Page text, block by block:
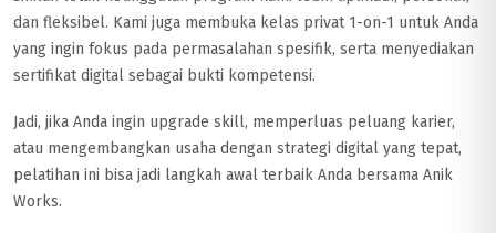
dan fleksibel. Kami juga membuka kelas privat 1-on-1 untuk Anda
yang ingin fokus pada permasalahan spesifik, serta menyediakan
sertifikat digital sebagai bukti kompetensi.
Jadi, jika Anda ingin upgrade skill, memperluas peluang karier,
atau mengembangkan usaha dengan strategi digital yang tepat,
pelatihan ini bisa jadi langkah awal terbaik Anda bersama Anik
Works.